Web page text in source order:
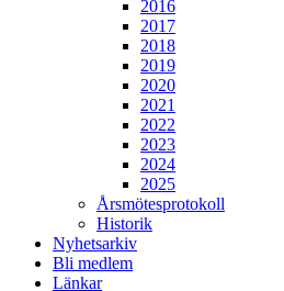
2016
2017
2018
2019
2020
2021
2022
2023
2024
2025
Årsmötesprotokoll
Historik
Nyhetsarkiv
Bli medlem
Länkar